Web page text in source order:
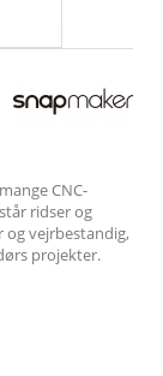
CNC-
ridser og
og vejrbestandig,
projekter.